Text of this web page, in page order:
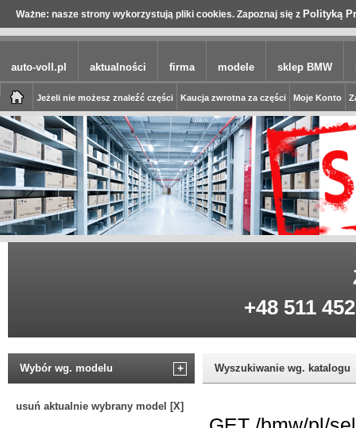
Ważne: nasze strony wykorzystują pliki cookies. Zapoznaj się z Polityką
auto-voll.pl aktualności firma modele sklep BMW
Jeżeli nie możesz znaleźć części Kaucja zwrotna za części Moje Konto
+48 511
Wybór wg. modelu +
usuń aktualnie wybrany model [X]
Wyszukiwanie wg. katalogu